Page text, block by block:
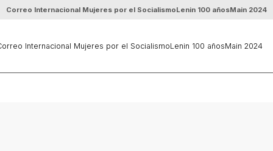
Correo Internacional Mujeres por el SocialismoLenin 100 añosMain 2024
Internacional Mujeres por el SocialismoLenin 100 añosMain 2024